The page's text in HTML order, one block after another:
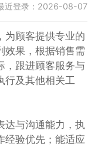
近登录：2026-08-07
为顾客提供专业的
效果，根据销售需
，跟进顾客服务与
行及其他相关工
达与沟通能力，执
经验优先；能适应